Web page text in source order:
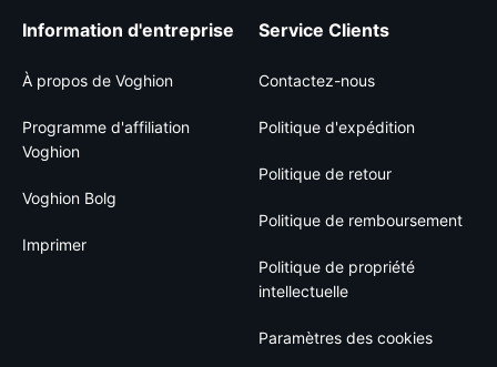
Information d'entreprise
À propos de Voghion
Programme d'affiliation
Voghion
Voghion Bolg
Imprimer
Service Clients
Contactez-nous
Politique d'expédition
Politique de retour
Politique de remboursement
Politique de propriété
intellectuelle
Paramètres des cookies